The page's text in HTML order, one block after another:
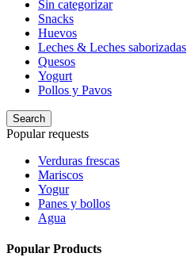
Sin categorizar
Snacks
Huevos
Leches & Leches saborizadas
Quesos
Yogurt
Pollos y Pavos
Search
Popular requests
Verduras frescas
Mariscos
Yogur
Panes y bollos
Agua
Popular Products